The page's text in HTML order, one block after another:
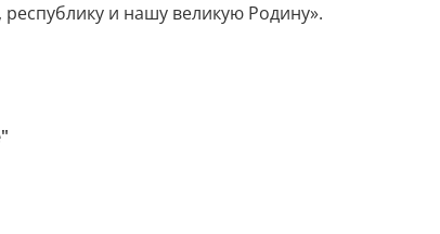
и нашу великую Родину».